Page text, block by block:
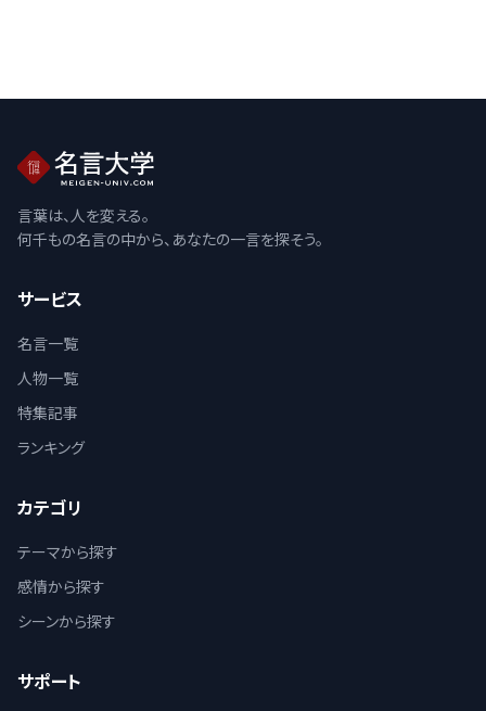
言葉は、人を変える。
何千もの名言の中から、あなたの一言を探そう。
サービス
名言一覧
人物一覧
特集記事
ランキング
カテゴリ
テーマから探す
感情から探す
シーンから探す
サポート